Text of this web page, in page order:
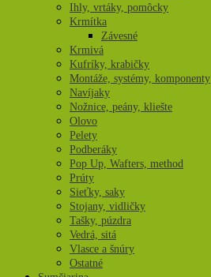
Ihly, vrtáky, pomôcky
Krmítka
Závesné
Krmivá
Kufríky, krabičky
Montáže, systémy, komponenty
Navíjaky
Nožnice, peány, kliešte
Olovo
Pelety
Podberáky
Pop Up, Wafters, method
Prúty
Sieťky, saky
Stojany, vidličky
Tašky, púzdra
Vedrá, sitá
Vlasce a šnúry
Ostatné